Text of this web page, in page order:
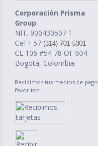
Corporación Prisma
Group
NIT. 900430507-1
Cel + 57 (314) 701-5301
CL 106 #54 78 OF 604
Bogotá, Colombia
Recibimos tus medios de pago
favoritos: